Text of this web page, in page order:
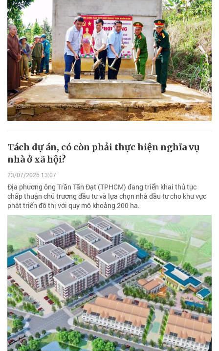
Tách dự án, có còn phải thực hiện nghĩa vụ
nhà ở xã hội?
23/07/2026 13:07
Địa phương ông Trần Tấn Đạt (TPHCM) đang triển khai thủ tục
chấp thuận chủ trương đầu tư và lựa chọn nhà đầu tư cho khu vực
phát triển đô thị với quy mô khoảng 200 ha.